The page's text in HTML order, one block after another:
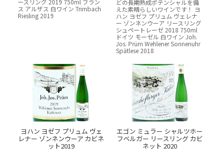
ス アルザス 白ワイン Trimbach
Riesling 2019
どの長期熟成ポテンシャルを備
えた素晴らしいワインです！ ヨ
ハン ヨゼフ プリュム ヴェレナ
ー ゾンネンウーア リースリング
シュペートレーゼ 2018 750ml
ドイツ モーゼル 白ワイン Joh.
Jos. Prüm Wehlener Sonnenuhr
Spätlese 2018
ヨハン ヨゼフ プリュム ヴェ
レナー ゾンネンウーア カビネ
ット2019
エゴン ミュラー シャルツホー
フベルガー リースリング カビ
ネット 2020